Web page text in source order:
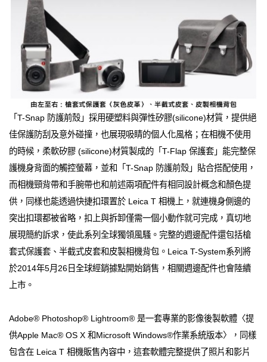
「T-Snap 防護前殼」採用硬塑料與彈性矽膠(silicone)材質，提供絕
佳保護防刮及意外碰撞，也展現吸睛的個人化風格；在相機不使用
的時候，柔軟矽膠 (silicone)材質製成的「T-Flap 保護套」能完整保
護機身背面的觸控螢幕，並和「T-Snap 防護前殼」貼合搭配使用，
而相機頸背帶和手腕帶也和前述兩項配件有相同設計概念和顏色提
供，同樣也能透過快捷扣環置於 Leica T 相機上，就連機身側邊的
突出扣環都被省略，扣上與拆卸僅需一個小動作就可完成，真切地
展現簡約訴求，使此系列全球獨領風騷。完整的週邊配件還包括槍
套式保護套、半截式皮套和皮製相機背包。Leica T-System系列將
於2014年5月26日全球經銷據點開始銷售，相關週邊配件也會陸續
上市。
Adobe® Photoshop® Lightroom® 是一套專業的影像後製軟體〈提
供Apple Mac® OS X 和Microsoft Windows®作業系統版本〉，同樣
包含在 Leica T 相機販售內容中，這套軟體完整提供了照片和影片